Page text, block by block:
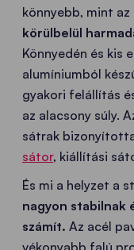
könnyebb, mint az
körülbelül
Könnyedén és kis
alumíniumból
gyakori felállítás
az alacsony súly.
sátrak
sátor, kiállítási
És mi a helyzet a
nagyon stabilnak
számít. Az acél
vékonyabb falú